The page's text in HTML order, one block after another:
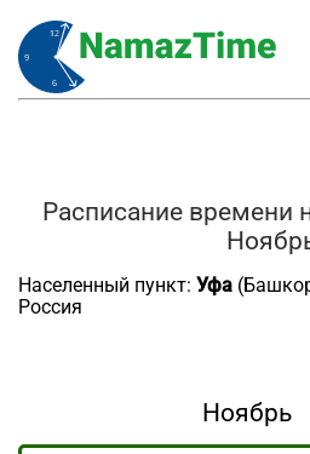
Расписание времени
Населенный пункт: Уфа
Россия